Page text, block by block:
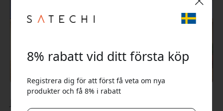
8% rabatt vid ditt första köp
Registrera dig för att först få veta om nya
produkter och få 8% i rabatt
🎉 Din rabattkod: